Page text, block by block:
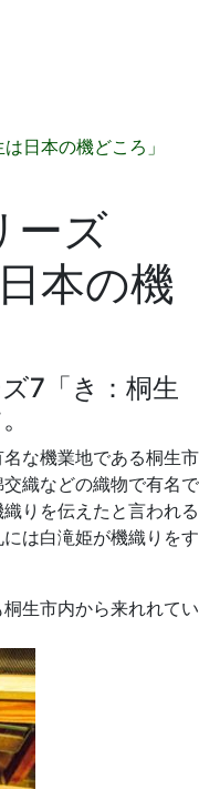
日本の機どころ」
ーズ
本の機
7「き：桐生
名な機業地である桐生市
織などの織物で有名で
りを伝えたと言われる
は白滝姫が機織りをす
生市内から来れれてい